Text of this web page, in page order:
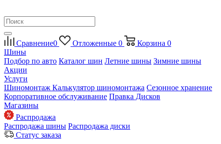
Сравнение0 Отложенные 0 Корзина 0
Шины
Подбор по авто Каталог шин Летние шины Зимние шины
Акции
Услуги
Шиномонтаж Калькулятор шиномонтажа Сезонное хранение
Корпоративное обслуживание Правка Дисков
Магазины
Распродажа
Распродажа шины Распродажа диски
Статус заказа